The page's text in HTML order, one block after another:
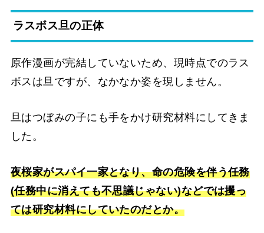
ラスボス旦の正体
原作漫画が完結していないため、現時点でのラス
ボスは旦ですが、なかなか姿を現しません。
旦はつぼみの子にも手をかけ研究材料にしてきま
した。
夜桜家がスパイ一家となり、命の危険を伴う任務
(任務中に消えても不思議じゃない)などでは攫っ
ては研究材料にしていたのだとか。